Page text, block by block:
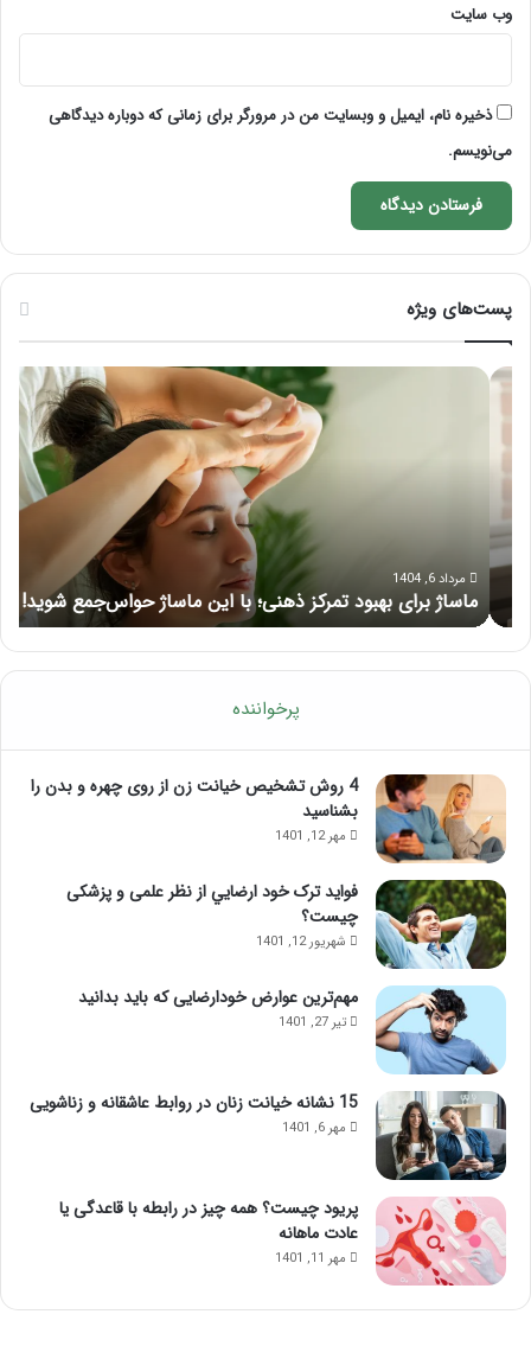
وب‌ سایت
ذخیره نام، ایمیل و وبسایت من در مرورگر برای زمانی که دوباره دیدگاهی
می‌نویسم.
پست‌های ویژه
ماساژ
بهبود
تمرکز
ذهنی؛
این
ماساژ
حواس‌جمع
شوید!
مرداد 6, 1404
ماساژ برای بهبود تمرکز ذهنی؛ با این ماساژ حواس‌جمع شوید!
پرخواننده
4 روش تشخیص خیانت زن از روی چهره و بدن را
بشناسید
مهر 12, 1401
فواید ترک خود ارضايي از نظر علمی و پزشکی
چیست؟
شهریور 12, 1401
مهم‌ترین عوارض خودارضایی که باید بدانید
تیر 27, 1401
15 نشانه خیانت زنان در روابط عاشقانه و زناشویی
مهر 6, 1401
پریود چیست؟ همه چیز در رابطه با قاعدگی یا
عادت ماهانه
مهر 11, 1401